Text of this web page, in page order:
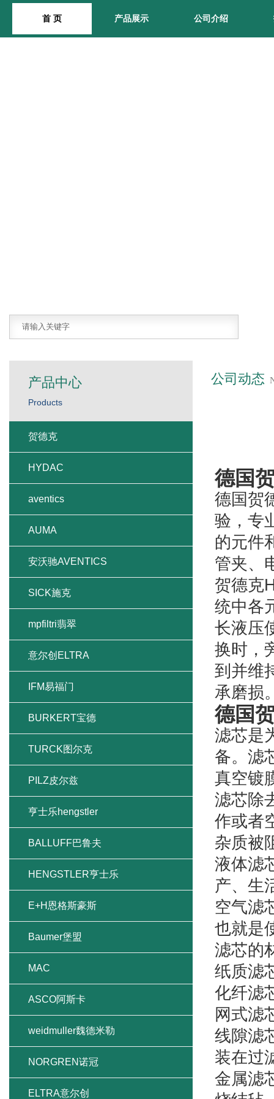
首 页 产品展示 公司介绍
公司动态
德国
德国贺
验，专
的元件
管夹、
贺德克
统中各
长液压
换时，
到并维
承磨损
德国
滤芯是
备。滤
真空镀
滤芯除
作或者
杂质被
液体滤
产、生
空气滤
也就是
滤芯的
纸质滤
化纤滤
网式滤
线隙滤
装在过
金属滤
产品中心
Products
贺德克
HYDAC
aventics
AUMA
安沃驰AVENTICS
SICK施克
mpfiltri翡翠
意尔创ELTRA
IFM易福门
BURKERT宝德
TURCK图尔克
PILZ皮尔兹
亨士乐hengstler
BALLUFF巴鲁夫
HENGSTLER亨士乐
E+H恩格斯豪斯
Baumer堡盟
MAC
ASCO阿斯卡
weidmuller魏德米勒
NORGREN诺冠
ELTRA意尔创